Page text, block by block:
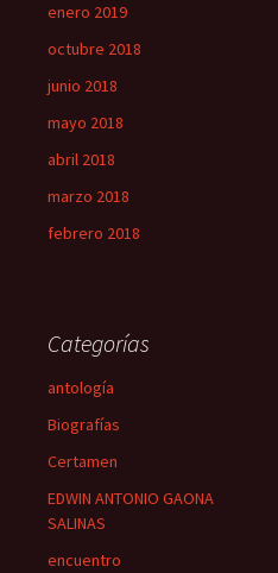
enero 2019
octubre 2018
junio 2018
mayo 2018
abril 2018
marzo 2018
febrero 2018
Categorías
antología
Biografías
Certamen
EDWIN ANTONIO GAONA
SALINAS
encuentro